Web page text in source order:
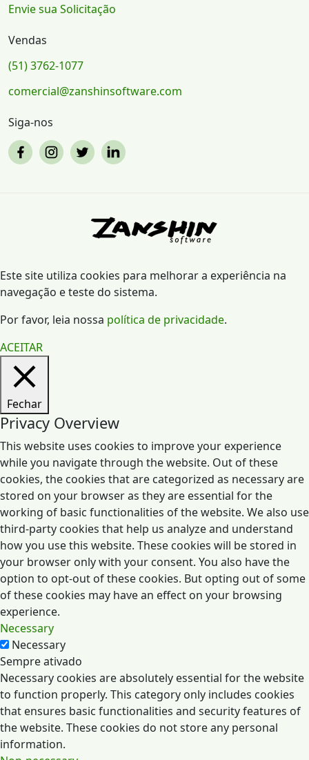
Envie sua Solicitação
Vendas
(51) 3762-1077
comercial@zanshinsoftware.com
Siga-nos
Este site utiliza cookies para melhorar a experiência na
navegação e teste do sistema.
Por favor, leia nossa política de privacidade.
ACEITAR
Fechar
Privacy Overview
This website uses cookies to improve your experience
while you navigate through the website. Out of these
cookies, the cookies that are categorized as necessary are
stored on your browser as they are essential for the
working of basic functionalities of the website. We also use
third-party cookies that help us analyze and understand
how you use this website. These cookies will be stored in
your browser only with your consent. You also have the
option to opt-out of these cookies. But opting out of some
of these cookies may have an effect on your browsing
experience.
Necessary
Necessary
Sempre ativado
Necessary cookies are absolutely essential for the website
to function properly. This category only includes cookies
that ensures basic functionalities and security features of
the website. These cookies do not store any personal
information.